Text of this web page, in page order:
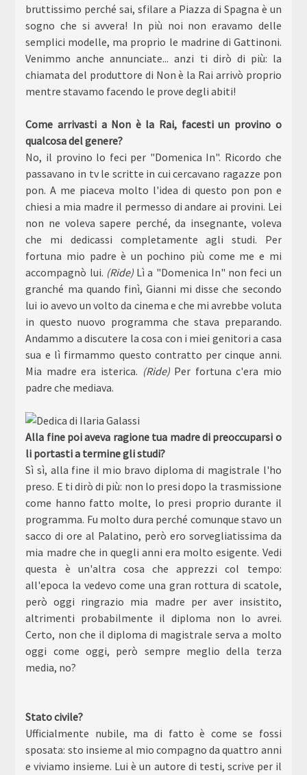
bruttissimo perché sai, sfilare a Piazza di Spagna è un
sogno che si avvera! In più noi non eravamo delle
semplici modelle, ma proprio le madrine di Gattinoni.
Venimmo anche annunciate... anzi ti dirò di più: la
chiamata del produttore di Non è la Rai arrivò proprio
mentre stavamo facendo le prove degli abiti!
Come arrivasti a Non è la Rai, facesti un provino o
qualcosa del genere?
No, il provino lo feci per "Domenica In". Ricordo che
passavano in tv le scritte in cui cercavano ragazze pon
pon. A me piaceva molto l'idea di questo pon pon e
chiesi a mia madre il permesso di andare ai provini. Lei
non ne voleva sapere perché, da insegnante, voleva
che mi dedicassi completamente agli studi. Per
fortuna mio padre è un pochino più come me e mi
accompagnò lui. (Ride)Lì a "Domenica In" non feci un
granché ma quando finì, Gianni mi disse che secondo
lui io avevo un volto da cinema e che mi avrebbe voluta
in questo nuovo programma che stava preparando.
Andammo a discutere la cosa con i miei genitori a casa
sua e lì firmammo questo contratto per cinque anni.
Mia madre era isterica. (Ride)Per fortuna c'era mio
padre che mediava.
Alla fine poi aveva ragione tua madre di preoccuparsi o
li portasti a termine gli studi?
Sì sì, alla fine il mio bravo diploma di magistrale l'ho
preso. E ti dirò di più: non lo presi dopo la trasmissione
come hanno fatto molte, lo presi proprio durante il
programma. Fu molto dura perché comunque stavo un
sacco di ore al Palatino, però ero sorvegliatissima da
mia madre che in quegli anni era molto esigente. Vedi
questa è un'altra cosa che apprezzi col tempo:
all'epoca la vedevo come una gran rottura di scatole,
però oggi ringrazio mia madre per aver insistito,
altrimenti probabilmente il diploma non lo avrei.
Certo, non che il diploma di magistrale serva a molto
oggi come oggi, però sempre meglio della terza
media, no?
Stato civile?
Ufficialmente nubile, ma di fatto è come se fossi
sposata: sto insieme al mio compagno da quattro anni
e viviamo insieme. Lui è un autore di testi, scrive per il